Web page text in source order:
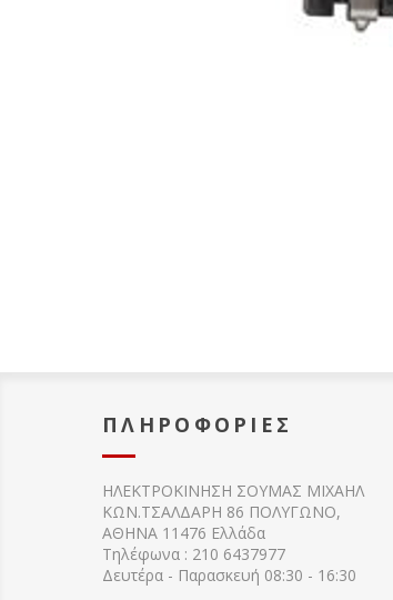
ΠΛΗΡΟΦΟΡΊΕΣ
ΗΛΕΚΤΡΟΚΙΝΗΣΗ ΣΟΥΜΑΣ MIXAHΛ
ΚΩΝ.ΤΣΑΛΔΑΡΗ 86 ΠΟΛΥΓΩΝΟ,
ΑΘΗΝΑ 11476 Ελλάδα
Τηλέφωνα : 210 6437977
Δευτέρα - Παρασκευή 08:30 - 16:30